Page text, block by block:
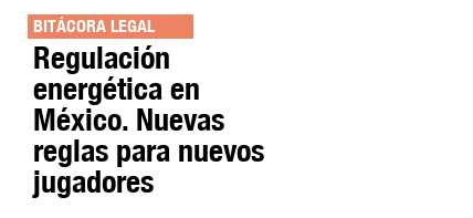
BITÁCORA LEGAL
Regulación
energética en
México. Nuevas
reglas para nuevos
jugadores